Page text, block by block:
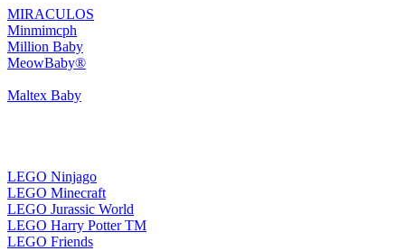
MIRACULOS
Minmimcph
Million Baby
MeowBaby®
Maltex Baby
LEGO Ninjago
LEGO Minecraft
LEGO Jurassic World
LEGO Harry Potter TM
LEGO Friends